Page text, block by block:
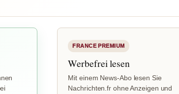
FRANCE PREMIUM
Werbefrei lesen
Mit einem News-Abo lesen Sie
Nachrichten.fr ohne Anzeigen und